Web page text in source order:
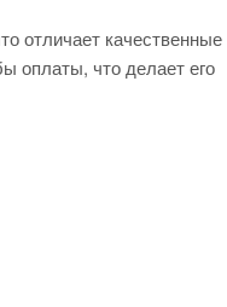
отличает качественные
оплаты, что делает его